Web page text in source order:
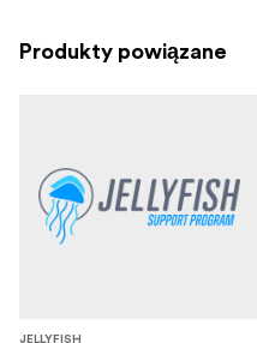
Produkty powiązane
JELLYFISH